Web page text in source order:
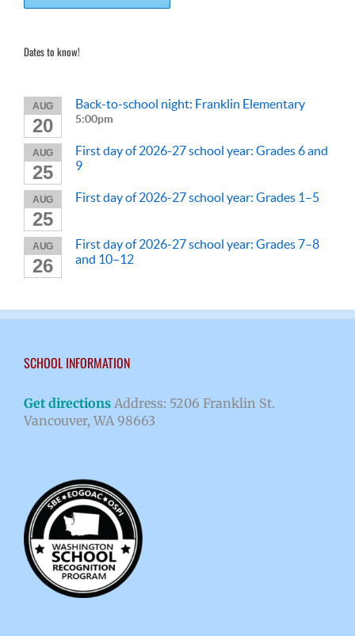
Dates to know!
AUG
20
Back-to-school night: Franklin Elementary
5:00pm
AUG
25
First day of 2026-27 school year: Grades 6 and
9
AUG
25
First day of 2026-27 school year: Grades 1–5
AUG
26
First day of 2026-27 school year: Grades 7–8
and 10–12
SCHOOL INFORMATION
Get directions Address: 5206 Franklin St.
Vancouver, WA 98663